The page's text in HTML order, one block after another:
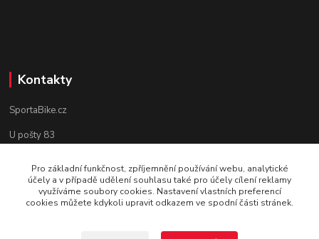
Kontakty
SportaBike.cz
U pošty 83
tel.: +420 736 274 612
e-mail: info@sportabike.cz
Pro základní funkčnost, zpříjemnění používání webu, analytické
účely a v případě udělení souhlasu také pro účely cílení reklamy
využíváme soubory cookies. Nastavení vlastních preferencí
cookies můžete kdykoli upravit odkazem ve spodní části stránek.